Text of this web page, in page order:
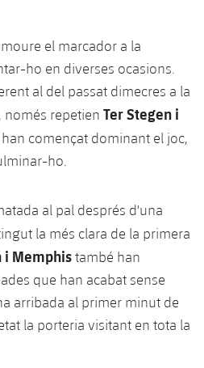
el marcador a la
ho en diverses ocasions.
al del passat dimecres a la
només repetien Ter Stegen i
començat dominant el joc,
ho.
al pal després d'una
la més clara de la primera
i Memphistambé han
que han acabat sense
arribada al primer minut de
la porteria visitant en tota la